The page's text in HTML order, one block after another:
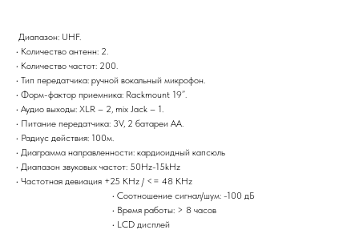
Диапазон: UHF.
• Количество антенн: 2.
• Количество частот: 200.
• Тип передатчика: ручной вокальный микрофон.
• Форм-фактор приемника: Rackmount 19”.
• Аудио выходы: XLR – 2, mix Jack – 1.
• Питание передатчика: 3V, 2 батареи АА.
• Радиус действия: 100м.
• Диаграмма направленности: кардиоидный капсюль
• Диапазон звуковых частот: 50Hz-15kHz
• Частотная девиация +25 KHz / <= 48 KHz
• Соотношение сигнал/шум: -100 дБ
• Время работы: > 8 часов
• LCD дисплей